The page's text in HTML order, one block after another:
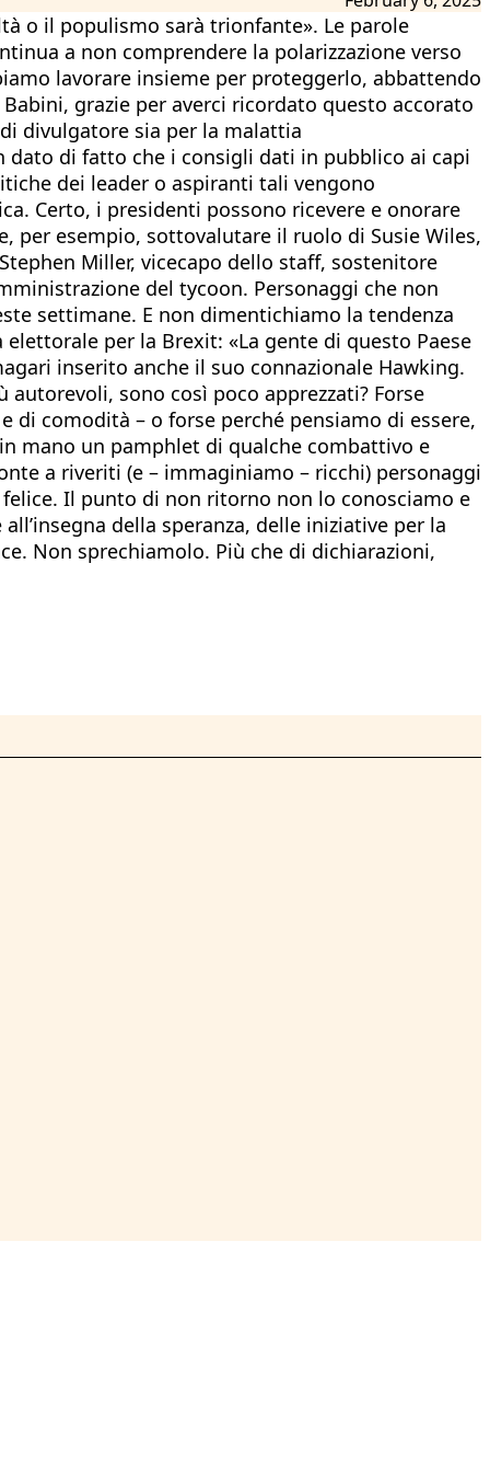
o il populismo sarà trionfante». Le parole
a non comprendere la polarizzazione verso
lavorare insieme per proteggerlo, abbattendo
grazie per averci ricordato questo accorato
divulgatore sia per la malattia
dato di fatto che i consigli dati in pubblico ai capi
dei leader o aspiranti tali vengono
Certo, i presidenti possono ricevere e onorare
per esempio, sottovalutare il ruolo di Susie Wiles,
Miller, vicecapo dello staff, sostenitore
del tycoon. Personaggi che non
settimane. E non dimentichiamo la tendenza
per la Brexit: «La gente di questo Paese
inserito anche il suo connazionale Hawking.
sono così poco apprezzati? Forse
comodità – o forse perché pensiamo di essere,
mano un pamphlet di qualche combattivo e
a riveriti (e – immaginiamo – ricchi) personaggi
Il punto di non ritorno non lo conosciamo e
della speranza, delle iniziative per la
Non sprechiamolo. Più che di dichiarazioni,